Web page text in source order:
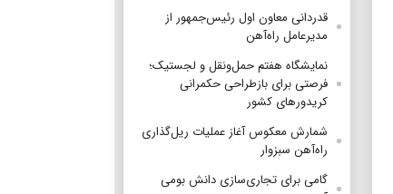
قدردانی معاون اول رئیس‌جمهور از
مدیرعامل راه‌آهن
نمایشگاه هفتم حمل‌ونقل و لجستیک؛
فرصتی برای بازطراحی حکمرانی
کریدورهای کشور
شمارش معکوس آغاز عملیات ریل‌گذاری
راه‌آهن سبزوار
گامی برای تجاری‌سازی دانش بومی